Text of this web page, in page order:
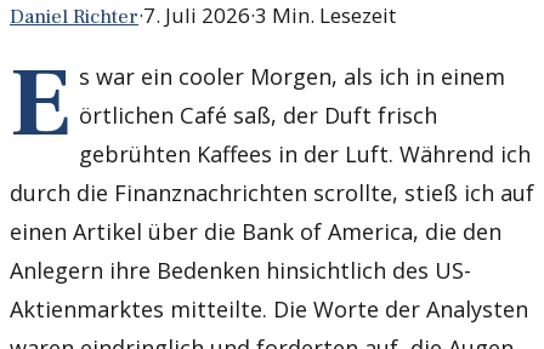
Daniel Richter·7. Juli 2026·3 Min. Lesezeit
E s war ein cooler Morgen, als ich in einem
örtlichen Café saß, der Duft frisch
gebrühten Kaffees in der Luft. Während ich
durch die Finanznachrichten scrollte, stieß ich auf
einen Artikel über die Bank of America, die den
Anlegern ihre Bedenken hinsichtlich des US-
Aktienmarktes mitteilte. Die Worte der Analysten